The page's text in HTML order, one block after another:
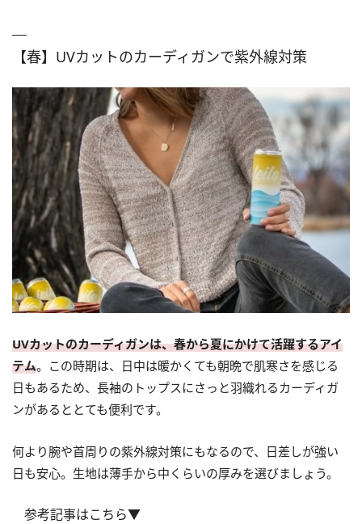
【春】UVカットのカーディガンで紫外線対策
UVカットのカーディガンは、春から夏にかけて活躍するアイ
テム。この時期は、日中は暖かくても朝晩で肌寒さを感じる
日もあるため、長袖のトップスにさっと羽織れるカーディガ
ンがあるととても便利です。
何より腕や首周りの紫外線対策にもなるので、日差しが強い
日も安心。生地は薄手から中くらいの厚みを選びましょう。
参考記事はこちら▼